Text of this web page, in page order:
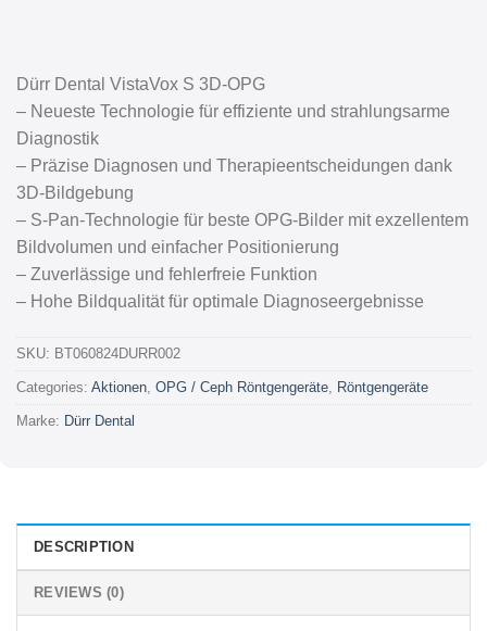
Dürr Dental VistaVox S 3D-OPG
– Neueste Technologie für effiziente und strahlungsarme
Diagnostik
– Präzise Diagnosen und Therapieentscheidungen dank
3D-Bildgebung
– S-Pan-Technologie für beste OPG-Bilder mit exzellentem
Bildvolumen und einfacher Positionierung
– Zuverlässige und fehlerfreie Funktion
– Hohe Bildqualität für optimale Diagnoseergebnisse
SKU: BT060824DURR002
Categories: Aktionen, OPG / Ceph Röntgengeräte, Röntgengeräte
Marke: Dürr Dental
DESCRIPTION
REVIEWS (0)